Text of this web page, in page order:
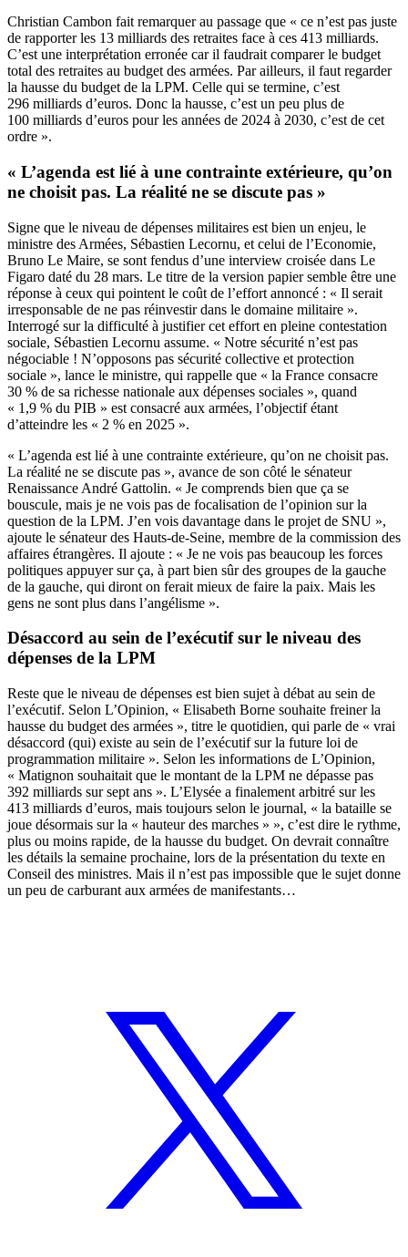
Christian Cambon fait remarquer au passage que « ce n’est pas juste
de rapporter les 13 milliards des retraites face à ces 413 milliards.
C’est une interprétation erronée car il faudrait comparer le budget
total des retraites au budget des armées. Par ailleurs, il faut regarder
la hausse du budget de la LPM. Celle qui se termine, c’est
296 milliards d’euros. Donc la hausse, c’est un peu plus de
100 milliards d’euros pour les années de 2024 à 2030, c’est de cet
ordre ».
« L’agenda est lié à une contrainte extérieure, qu’on
ne choisit pas. La réalité ne se discute pas »
Signe que le niveau de dépenses militaires est bien un enjeu, le
ministre des Armées, Sébastien Lecornu, et celui de l’Economie,
Bruno Le Maire, se sont fendus d’une interview croisée dans Le
Figaro daté du 28 mars. Le titre de la version papier semble être une
réponse à ceux qui pointent le coût de l’effort annoncé : « Il serait
irresponsable de ne pas réinvestir dans le domaine militaire ».
Interrogé sur la difficulté à justifier cet effort en pleine contestation
sociale, Sébastien Lecornu assume. « Notre sécurité n’est pas
négociable ! N’opposons pas sécurité collective et protection
sociale », lance le ministre, qui rappelle que « la France consacre
30 % de sa richesse nationale aux dépenses sociales », quand
« 1,9 % du PIB » est consacré aux armées, l’objectif étant
d’atteindre les « 2 % en 2025 ».
« L’agenda est lié à une contrainte extérieure, qu’on ne choisit pas.
La réalité ne se discute pas », avance de son côté le sénateur
Renaissance André Gattolin. « Je comprends bien que ça se
bouscule, mais je ne vois pas de focalisation de l’opinion sur la
question de la LPM. J’en vois davantage dans le projet de SNU »,
ajoute le sénateur des Hauts-de-Seine, membre de la commission des
affaires étrangères. Il ajoute : « Je ne vois pas beaucoup les forces
politiques appuyer sur ça, à part bien sûr des groupes de la gauche
de la gauche, qui diront on ferait mieux de faire la paix. Mais les
gens ne sont plus dans l’angélisme ».
Désaccord au sein de l’exécutif sur le niveau des
dépenses de la LPM
Reste que le niveau de dépenses est bien sujet à débat au sein de
l’exécutif. Selon L’Opinion, « Elisabeth Borne souhaite freiner la
hausse du budget des armées », titre le quotidien, qui parle de « vrai
désaccord (qui) existe au sein de l’exécutif sur la future loi de
programmation militaire ». Selon les informations de L’Opinion,
« Matignon souhaitait que le montant de la LPM ne dépasse pas
392 milliards sur sept ans ». L’Elysée a finalement arbitré sur les
413 milliards d’euros, mais toujours selon le journal, « la bataille se
joue désormais sur la « hauteur des marches » », c’est dire le rythme,
plus ou moins rapide, de la hausse du budget. On devrait connaître
les détails la semaine prochaine, lors de la présentation du texte en
Conseil des ministres. Mais il n’est pas impossible que le sujet donne
un peu de carburant aux armées de manifestants…